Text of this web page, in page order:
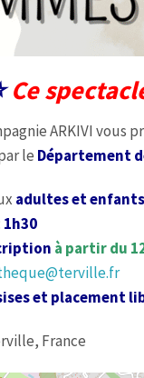
Ce
ARKIVI vous
le Département
adultes et enfants
1h30
à partir du
et placement
France